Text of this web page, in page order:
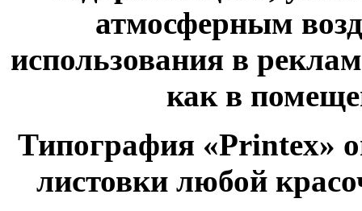
атмосферным
использования в
как в
Типография «Printex»
листовки любой